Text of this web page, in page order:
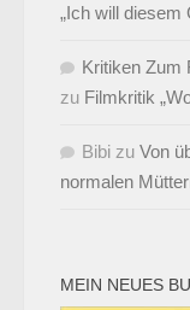
„Ich will diesem
Kritiken Zum
zu Filmkritik
Bibi zu Von
normalen
MEIN NEUES